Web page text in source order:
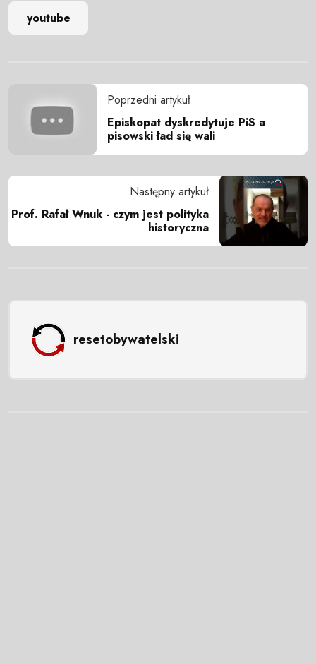
youtube
Poprzedni artykuł
Episkopat dyskredytuje PiS a
pisowski ład się wali
Następny artykuł
Prof. Rafał Wnuk - czym jest polityka
historyczna
resetobywatelski